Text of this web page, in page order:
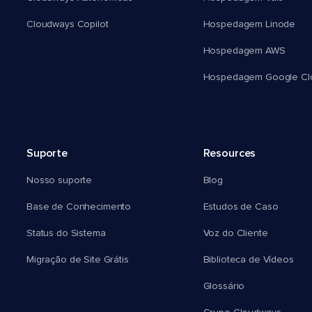
Cloudways Copilot Hospedagem Linode
Hospedagem AWS
Hospedagem Google
Suporte
Nosso suporte
Base de Conhecimento
Status do Sistema
Migração de Site Grátis
Resources
Blog
Estudos de Caso
Voz do Cliente
Biblioteca de Vídeos
Glossário